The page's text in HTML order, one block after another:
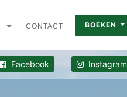
BOEKEN
CONTACT
Facebook Instagram